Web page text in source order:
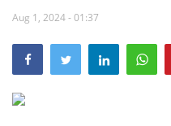
Contact
Forum international
Héritage de Gamal Abdel
Aug 1, 2024 - 01:37